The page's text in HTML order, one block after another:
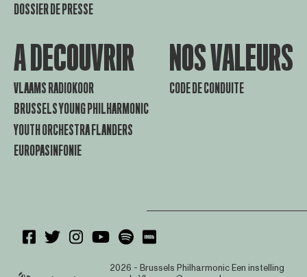
DOSSIER DE PRESSE
A DECOUVRIR
VLAAMS RADIOKOOR
BRUSSELS YOUNG PHILHARMONIC
YOUTH ORCHESTRA FLANDERS
EUROPASINFONIE
NOS VALEURS
CODE DE CONDUITE
2026 - Brussels PhilharmonicEen instelling